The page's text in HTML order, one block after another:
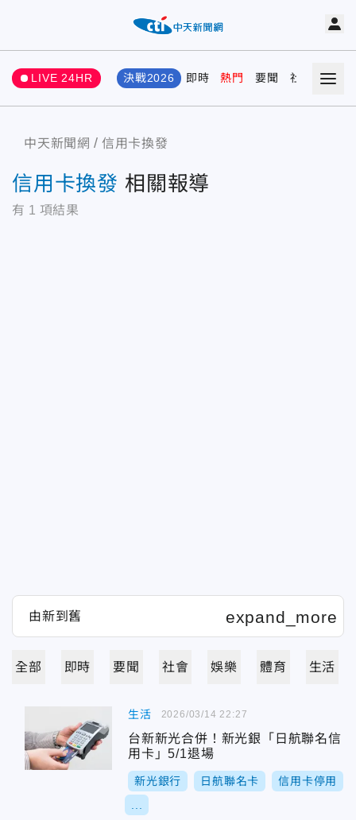
LIVE 24HR 決戰2026 即時 熱門 要聞 社會 娛樂
中天新聞網 信用卡換發
信用卡換發 相關報導
有 1 項結果
全部 即時 要聞 社會 娛樂 體育 生活
生活
台新新光合併！新光銀「日航聯名信
用卡」5/1退場
新光銀行 日航聯名卡 信用卡停用
2026/03/14 22:27